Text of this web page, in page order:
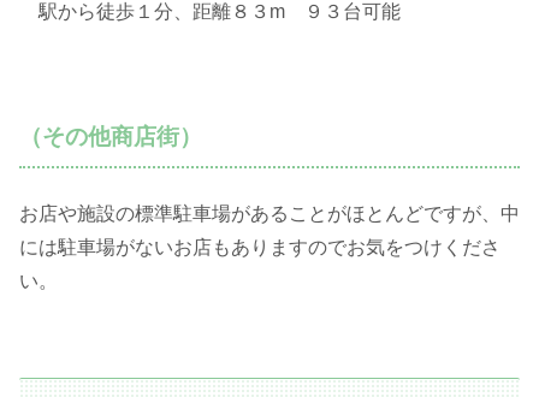
駅から徒歩１分、距離８３m ９３台可能
（その他商店街）
お店や施設の標準駐車場があることがほとんどですが、中
には駐車場がないお店もありますのでお気をつけくださ
い。